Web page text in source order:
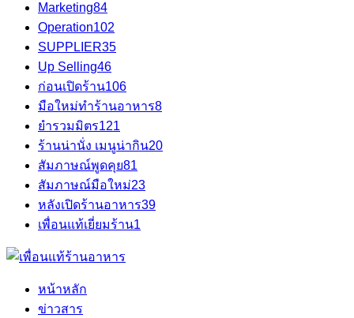
Marketing84
Operation102
SUPPLIER35
Up Selling46
ก่อนเปิดร้าน106
มือใหม่ทำร้านอาหาร8
ยำรวมมิตร121
ร้านน่านั่ง เมนูน่ากิน20
สัมภาษณ์พูดคุย81
สัมภาษณ์มือใหม่23
หลังเปิดร้านอาหาร39
เพื่อนแท้เยี่ยมร้าน1
หน้าหลัก
ข่าวสาร